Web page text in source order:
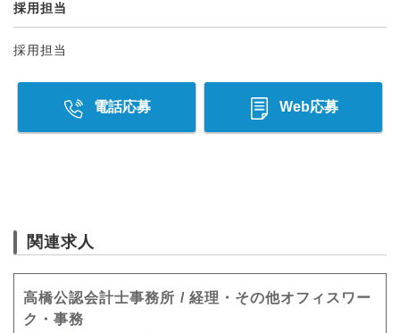
採用担当
採用担当
電話応募 Web応募
関連求人
高橋公認会計士事務所 / 経理・その他オフィスワー
ク・事務